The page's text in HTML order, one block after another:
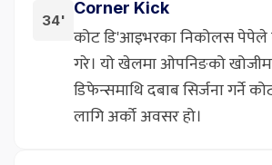
34'
Corner Kick
कोट डि'आइभरका निकोलस पेपेले
गरे। यो खेलमा ओपनिङको
डिफेन्समाथि दबाब सिर्जना गर्ने
लागि अर्को अवसर हो।